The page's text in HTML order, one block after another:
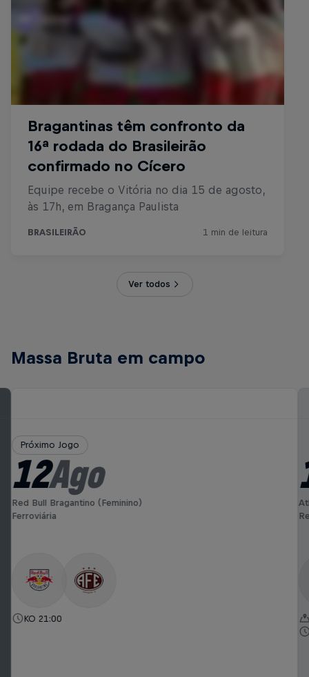
Ver todos
Massa Bruta em campo
Próximo Jogo
12Ago
Red Bull Bragantino (Feminino)
Ferroviária
KO 21:00